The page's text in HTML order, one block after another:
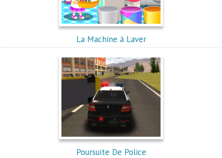
La Machine à Laver
Poursuite De Police